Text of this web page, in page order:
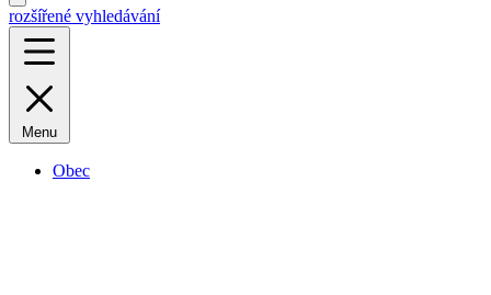
rozšířené vyhledávání
Menu
Obec